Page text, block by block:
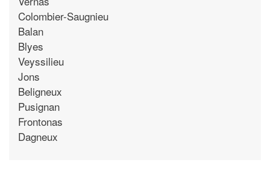
Colombier-Saugnieu
Balan
Blyes
Veyssilieu
Jons
Beligneux
Pusignan
Frontonas
Dagneux